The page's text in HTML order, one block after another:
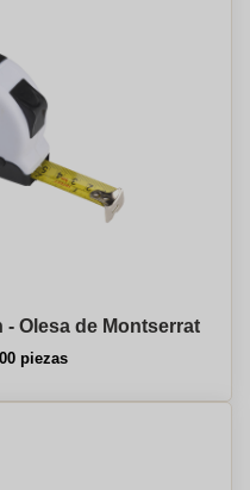
- Olesa de Montserrat
piezas